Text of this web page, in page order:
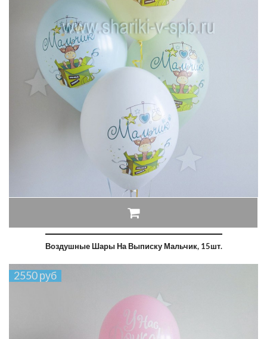
Воздушные Шары На Выписку Мальчик, 15шт.
2550 руб